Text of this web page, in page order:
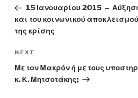
Post15 Ιανουαρίου 2015 –
και του κοινωνικού
της κρίσης
Next
Post
NEXT
Με τον Μακρόν ή με τους
κ. Κ. Μητσοτάκης;